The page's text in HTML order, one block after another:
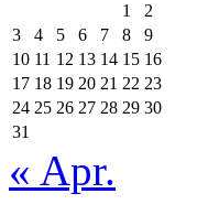
1
2
3
4 5 6 7 8
9
10 11 12 13 14 15 16
17 18 19 20 21 22 23
24 25 26 27 28 29 30
31
« Apr.